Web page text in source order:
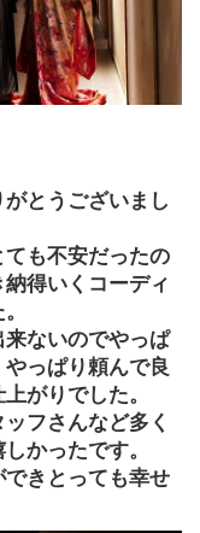
とうございまし
も不安だったの
得いくコーディ
ないのでやっぱ
っぱり頼んで良
がりでした。
フさんなど多く
かったです。
きとっても幸せ